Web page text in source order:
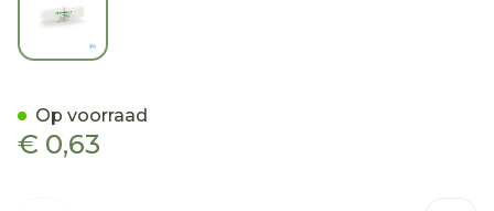
€ 0,63
Op voorraad